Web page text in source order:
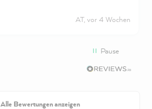
AT, vor 4 Wochen
Pause
Alle Bewertungen anzeigen